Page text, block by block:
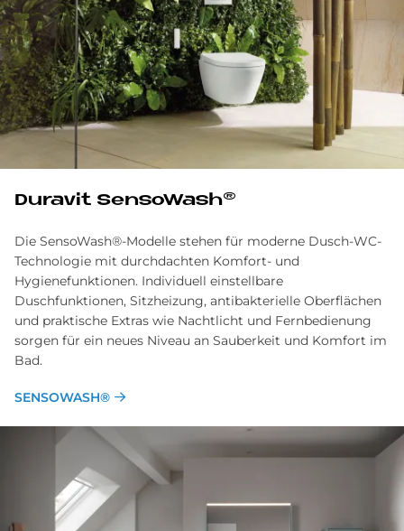
Du­ra­vit Sen­so­Wa­s­h®
Die SensoWash®-Modelle stehen für moderne Dusch-WC-
Technologie mit durchdachten Komfort- und
Hygienefunktionen. Individuell einstellbare
Duschfunktionen, Sitzheizung, antibakterielle Oberflächen
und praktische Extras wie Nachtlicht und Fernbedienung
sorgen für ein neues Niveau an Sauberkeit und Komfort im
Bad.
SENSOWASH®